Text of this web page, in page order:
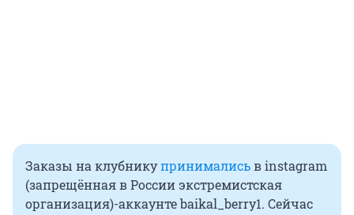
Заказы на клубникупринималисьв instagram
(запрещённая в России экстремистская
организация)-аккаунте baikal_berry1. Сейчас